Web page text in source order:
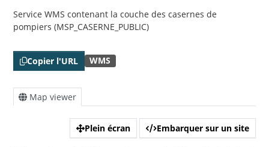
Service WMS contenant la couche des casernes de
pompiers (MSP_CASERNE_PUBLIC)
Copier l'URL WMS
Map viewer
Plein écran Embarquer sur un site